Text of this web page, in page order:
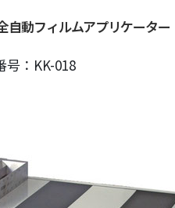
取扱品目
自動フィルムアプリケーター
号：KK-018